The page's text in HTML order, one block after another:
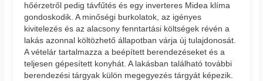
hőérzetről pedig távfűtés és egy inverteres Midea klíma
gondoskodik. A minőségi burkolatok, az igényes
kivitelezés és az alacsony fenntartási költségek révén a
lakás azonnal költözhető állapotban várja új tulajdonosát.
A vételár tartalmazza a beépített berendezéseket és a
teljesen gépesített konyhát. A lakásban található további
berendezési tárgyak külön megegyezés tárgyát képezik.